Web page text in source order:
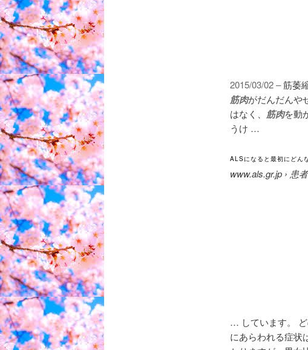
2015/03/02 –筋萎
筋肉がだんだんや
はなく、 筋肉を動
うけ …
ALSになると最初にど
www.als.gr.jp › 患
… しています。
にあらわれる症状